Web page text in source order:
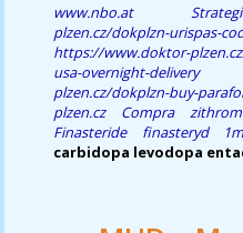
www.nbo.at
plzen.cz/dokplzn-urispas-
https://www.doktor-
usa-overnight-delivery
plzen.cz/dokplzn-buy-
plzen.cz
Compra
Finasteride finasteryd
carbidopa levodopa